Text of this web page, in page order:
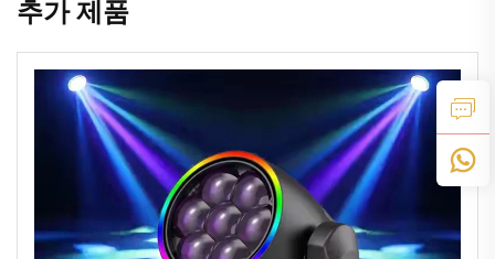
추가 제품